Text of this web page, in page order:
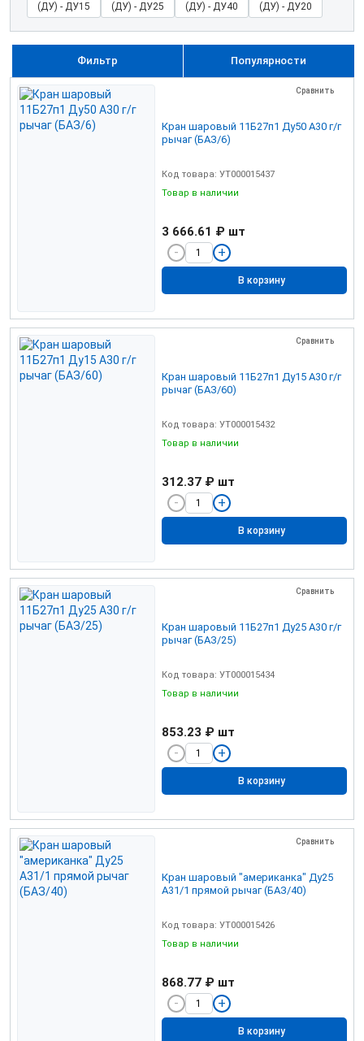
(ДУ) - ДУ15
(ДУ) - ДУ25 (ДУ) - ДУ40 (ДУ) - ДУ20
Популярности
Фильтр
Сравнить
Кран шаровый 11Б27п1 Ду50 А30 г/г
рычаг (БАЗ/6)
Код товара: УТ000015437
Товар в наличии
3 666.61 ₽ шт
В корзину
Сравнить
Кран шаровый 11Б27п1 Ду15 А30 г/г
рычаг (БАЗ/60)
Код товара: УТ000015432
Товар в наличии
312.37 ₽ шт
В корзину
Сравнить
Кран шаровый 11Б27п1 Ду25 А30 г/г
рычаг (БАЗ/25)
Код товара: УТ000015434
Товар в наличии
853.23 ₽ шт
В корзину
Сравнить
Кран шаровый "американка" Ду25
А31/1 прямой рычаг (БАЗ/40)
Код товара: УТ000015426
Товар в наличии
868.77 ₽ шт
В корзину